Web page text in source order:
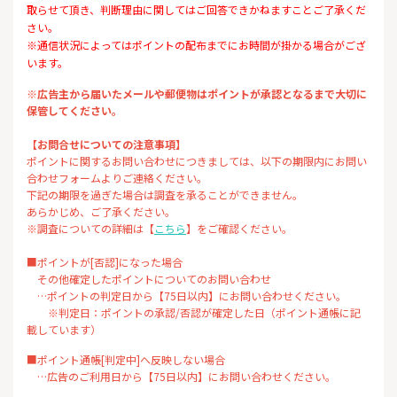
取らせて頂き、判断理由に関してはご回答できかねますことご了承くだ
さい。
※通信状況によってはポイントの配布までにお時間が掛かる場合がござ
います。
※広告主から届いたメールや郵便物はポイントが承認となるまで大切に
保管してください。
【お問合せについての注意事項】
ポイントに関するお問い合わせにつきましては、以下の期限内にお問い
合わせフォームよりご連絡ください。
下記の期限を過ぎた場合は調査を承ることができません。
あらかじめ、ご了承ください。
※調査についての詳細は【こちら】をご確認ください。
■ポイントが[否認]になった場合
その他確定したポイントについてのお問い合わせ
…ポイントの判定日から【75日以内】にお問い合わせください。
※判定日：ポイントの承認/否認が確定した日（ポイント通帳に記
載しています）
■ポイント通帳[判定中]へ反映しない場合
…広告のご利用日から【75日以内】にお問い合わせください。